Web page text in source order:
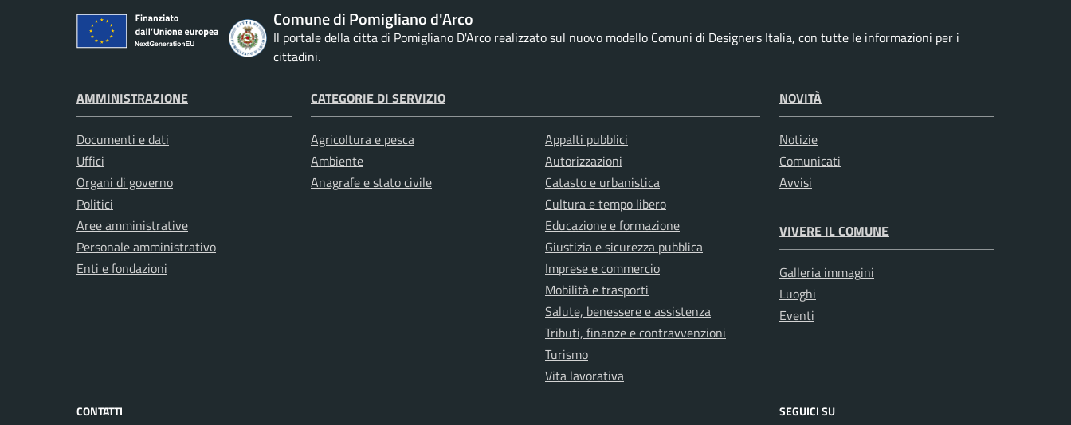
Comune di Pomigliano d'Arco
Il portale della citta di Pomigliano D'Arco realizzato sul nuovo modello Comuni di Designers Italia, con tutte le informazioni per i
cittadini.
AMMINISTRAZIONE
Documenti e dati
Uffici
Organi di governo
Politici
Aree amministrative
Personale amministrativo
Enti e fondazioni
CATEGORIE DI SERVIZIO
Agricoltura e pesca
Ambiente
Anagrafe e stato civile
Appalti pubblici
Autorizzazioni
Catasto e urbanistica
Cultura e tempo libero
Educazione e formazione
Giustizia e sicurezza pubblica
Imprese e commercio
Mobilità e trasporti
Salute, benessere e assistenza
Tributi, finanze e contravvenzioni
Turismo
Vita lavorativa
NOVITÀ
Notizie
Comunicati
Avvisi
VIVERE IL COMUNE
Galleria immagini
Luoghi
Eventi
CONTATTI SEGUICI SU